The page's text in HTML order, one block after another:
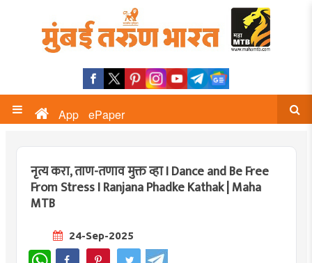
App ePaper
नृत्य करा, ताण-तणाव मुक्त व्हा I Dance and Be Free
From Stress I Ranjana Phadke Kathak | Maha
MTB
24-Sep-2025
WhatsApp